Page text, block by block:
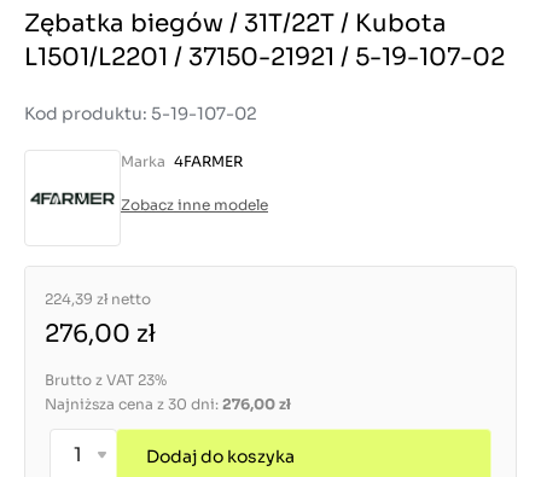
Zębatka biegów / 31T/22T / Kubota
L1501/L2201 / 37150-21921 / 5-19-107-02
Kod produktu: 5-19-107-02
Marka 4FARMER
Zobacz inne modele
224,39 zł netto
276,00 zł
Brutto z VAT 23%
Najniższa cena z 30 dni: 276,00 zł
Dodaj do koszyka